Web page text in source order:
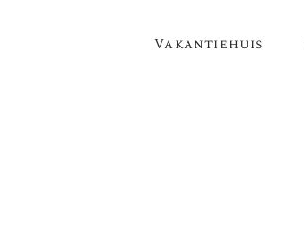
Vakantiehuis